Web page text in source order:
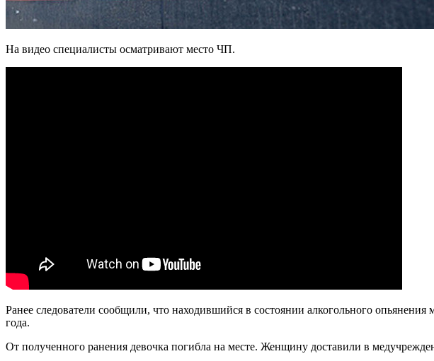
На видео специалисты осматривают место ЧП.
Ранее следователи сообщили, что находившийся в состоянии алкогольного
года.​
От полученного ранения девочка погибла на месте. Женщину доставили в